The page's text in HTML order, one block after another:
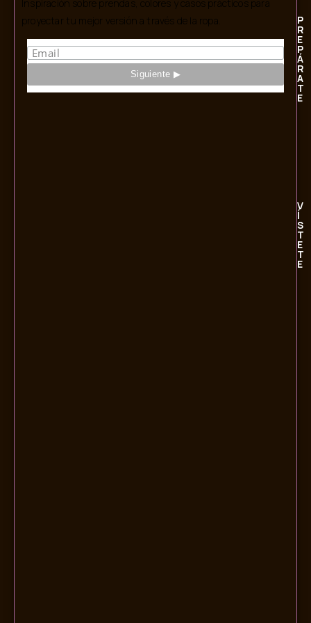
Inspiración sobre prendas, colores y casos prácticos para
proyectar tu mejor versión a través de la ropa.
P
R
E
P
Á
R
A
T
E
V
Í
S
T
E
T
E